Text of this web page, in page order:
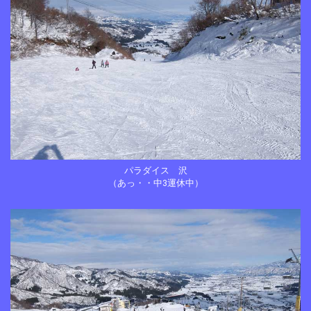
パラダイス 沢
（あっ・・中3運休中）